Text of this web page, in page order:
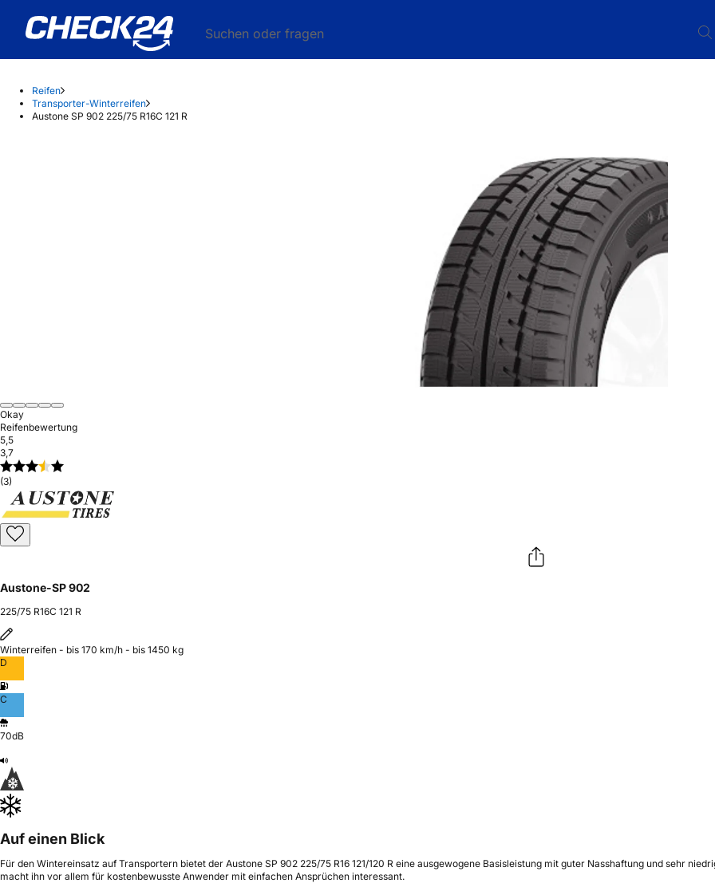
Suchen oder fragen
Reifen
Transporter-Winterreifen
Austone SP 902 225/75 R16C 121 R
Okay
Reifenbewertung
5,5
3,7
(3)
Austone-SP 902
225/75 R16C 121 R
Winterreifen - bis 170 km/h - bis 1450 kg
D
C
70dB
Auf einen Blick
Für den Wintereinsatz auf Transportern bietet der Austone SP 902 225/75 R16 121/120 R eine ausgewogene Basisleistung mit guter Nasshaftung und sehr
macht ihn vor allem für kostenbewusste Anwender mit einfachen Ansprüchen interessant.